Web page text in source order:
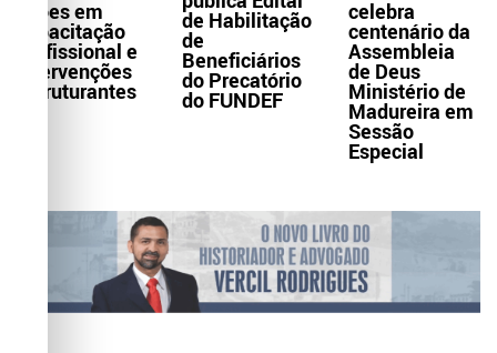
ações em
capacitação
profissional e
intervenções
estruturantes
de Habilitação
de
Beneficiários
do Precatório
do FUNDEF
celebra
centenário da
Assembleia
de Deus
Ministério de
Madureira em
Sessão
Especial